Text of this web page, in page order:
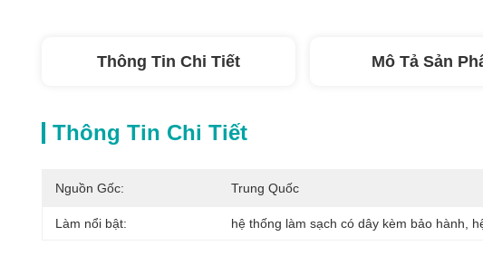
Thông Tin Chi Tiết Mô Tả Sản
Thông Tin Chi Tiết
Nguồn Gốc: Trung Quốc
Làm nổi bật: hệ thống làm sạch có dây kèm bảo hành